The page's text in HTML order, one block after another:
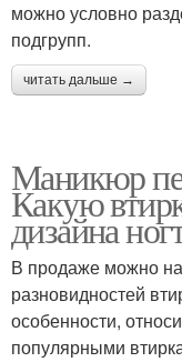
можно условно
подгрупп.
читать дальше →
Маникюр
Какую
дизайна
В продаже можно
разновидностей
особенности,
популярными